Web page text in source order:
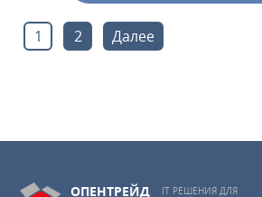
Пагинация
1 2 Далее
ОПЕНТРЕЙД
IT РЕШЕНИЯ ДЛЯ